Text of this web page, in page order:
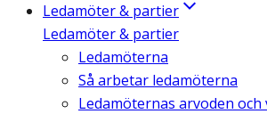
Ledamöter & partier
Ledamöter & partier
Ledamöterna
Så arbetar ledamöterna
Ledamöternas arvoden